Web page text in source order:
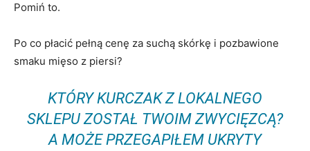
Pomiń to.
Po co płacić pełną cenę za suchą skórkę i pozbawione
smaku mięso z piersi?
KTÓRY KURCZAK Z LOKALNEGO
SKLEPU ZOSTAŁ TWOIM ZWYCIĘZCĄ?
A MOŻE PRZEGAPIŁEM UKRYTY